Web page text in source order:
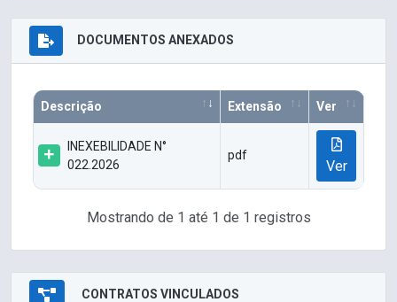
DOCUMENTOS ANEXADOS
Descrição Extensão Ver
INEXEBILIDADE N°
022.2026
pdf
Ver
Mostrando de 1 até 1 de 1 registros
CONTRATOS VINCULADOS